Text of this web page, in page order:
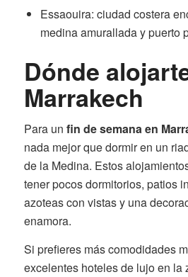
Essaouira: ciudad costera
medina amurallada y puerto
Dónde
Marrakech
Para un fin de semana en
nada mejor que dormir en un
de la Medina. Estos
tener pocos dormitorios, patios
azoteas con vistas y una
enamora.
Si prefieres más comodidades
excelentes hoteles de lujo en la